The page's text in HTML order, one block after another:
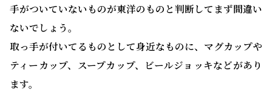
手がついていないものが東洋のものと判断してまず間違い
ないでしょう。
取っ手が付いてるものとして身近なものに、マグカップや
ティーカップ、スープカップ、ビールジョッキなどがあり
ます。